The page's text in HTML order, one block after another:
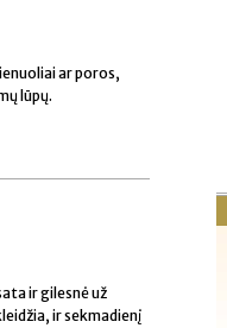
ar poros,
lūpų.
ir gilesnė už
ir sekmadienį